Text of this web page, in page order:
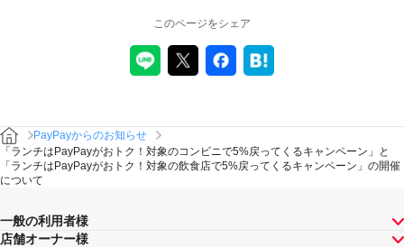
このページをシェア
PayPayからのお知らせ
「ランチはPayPayがおトク！対象のコンビニで5%戻ってくるキャンペーン」と
「ランチはPayPayがおトク！対象の飲食店で5%戻ってくるキャンペーン」の開催
について
一般の利用者様
店舗オーナー様